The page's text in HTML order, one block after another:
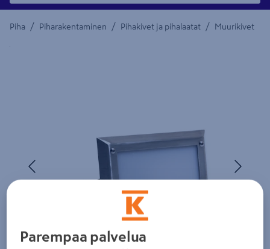
Piha / Piharakentaminen / Pihakivet ja pihalaatat / Muurikivet
Yksityiskohtainen kuvaus löytyy Tuotteen kuvaus -
Parempaa palvelua